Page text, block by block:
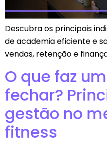
Descubra os principais
de academia eficiente e
vendas, retenção e
O que faz
fechar?
gestão no
fitness